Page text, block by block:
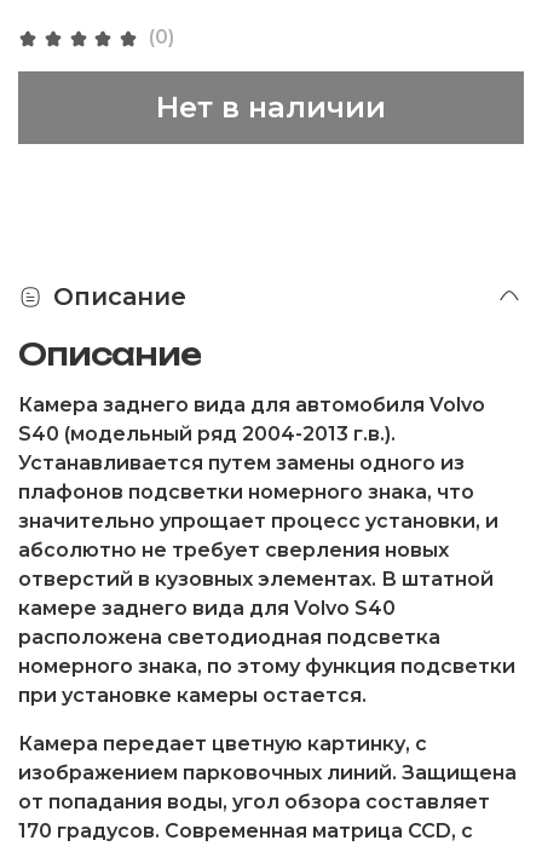
(0)
Нет в наличии
Описание
Описание
Камера заднего вида для автомобиля Volvo
S40 (модельный ряд 2004-2013 г.в.).
Устанавливается путем замены одного из
плафонов подсветки номерного знака, что
значительно упрощает процесс установки, и
абсолютно не требует сверления новых
отверстий в кузовных элементах. В штатной
камере заднего вида для Volvo S40
расположена светодиодная подсветка
номерного знака, по этому функция подсветки
при установке камеры остается.
Камера передает цветную картинку, с
изображением парковочных линий. Защищена
от попадания воды, угол обзора составляет
170 градусов. Современная матрица CCD, с